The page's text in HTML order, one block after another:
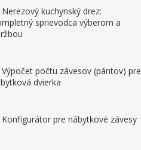
Nerezový kuchynský drez:
sprievodca výberom a
Výpočet počtu závesov (pántov) pre
dvierka
Konfigurátor pre nábytkové závesy